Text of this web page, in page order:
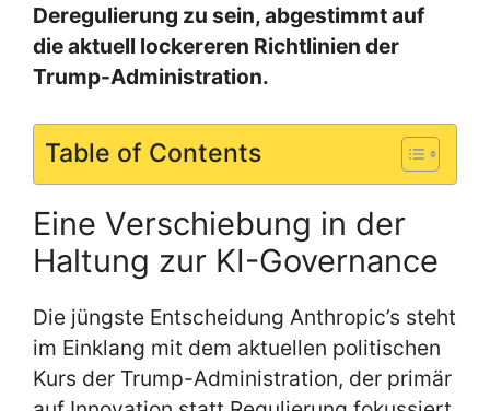
Deregulierung zu sein, abgestimmt auf
die aktuell lockereren Richtlinien der
Trump-Administration.
Table of Contents
Eine Verschiebung in der
Haltung zur KI-Governance
Die jüngste Entscheidung Anthropic’s steht
im Einklang mit dem aktuellen politischen
Kurs der Trump-Administration, der primär